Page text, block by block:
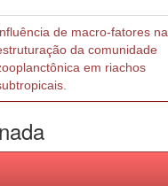
de macro-fatores na
da comunidade
em riachos